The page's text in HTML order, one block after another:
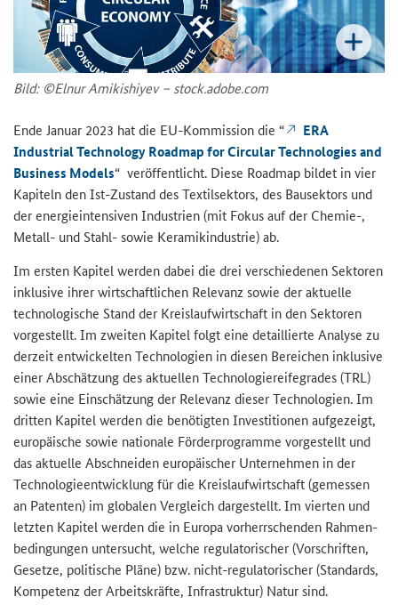
Bild: ©Elnur Amikis­hi­y­ev – stock.adobe.com
Ende Ja­nu­ar 2023 hat die EU-​Kommission die “
ERA
Industrial Technology Roadmap for Circular Technologies and
Business Models“ ver­öf­fent­licht. Diese Roadmap bil­det in vier
Ka­pi­teln den Ist-​Zustand des Tex­til­sek­tors, des Bau­sek­tors und
der en­er­gie­in­ten­si­ven In­dus­trien (mit Fokus auf der Chemie-​,
Metall-​ und Stahl-​ sowie Ke­ra­mik­in­dus­trie) ab.
Im ers­ten Ka­pi­tel wer­den dabei die drei ver­schie­de­nen Sek­to­ren
in­klu­si­ve ihrer wirt­schaft­li­chen Re­le­vanz sowie der ak­tu­el­le
tech­no­lo­gi­sche Stand der Kreis­lauf­wirt­schaft in den Sek­to­ren
vor­ge­stellt. Im zwei­ten Ka­pi­tel folgt eine de­tail­lier­te Ana­ly­se zu
der­zeit ent­wi­ckel­ten Tech­no­lo­gien in die­sen Be­rei­chen in­klu­si­ve
einer Ab­schät­zung des ak­tu­el­len Tech­no­lo­gie­rei­fe­gra­des (TRL)
sowie eine Ein­schät­zung der Re­le­vanz die­ser Tech­no­lo­gien. Im
drit­ten Ka­pi­tel wer­den die be­nö­tig­ten In­ves­ti­tio­nen auf­ge­zeigt,
eu­ro­päi­sche sowie na­tio­na­le För­der­pro­gram­me vor­ge­stellt und
das ak­tu­el­le Ab­schnei­den eu­ro­päi­scher Un­ter­neh­men in der
Tech­no­lo­gie­ent­wick­lung für die Kreis­lauf­wirt­schaft (ge­mes­sen
an Pa­ten­ten) im glo­ba­len Ver­gleich dar­ge­stellt. Im vier­ten und
letz­ten Ka­pi­tel wer­den die in Eu­ro­pa vor­herr­schen­den Rah­men­
be­din­gun­gen un­ter­sucht, wel­che re­gu­la­to­ri­scher (Vor­schrif­ten,
Ge­set­ze, po­li­ti­sche Pläne) bzw. nicht-​regulatorischer (Stan­dards,
Kom­pe­tenz der Ar­beits­kräf­te, In­fra­struk­tur) Natur sind.